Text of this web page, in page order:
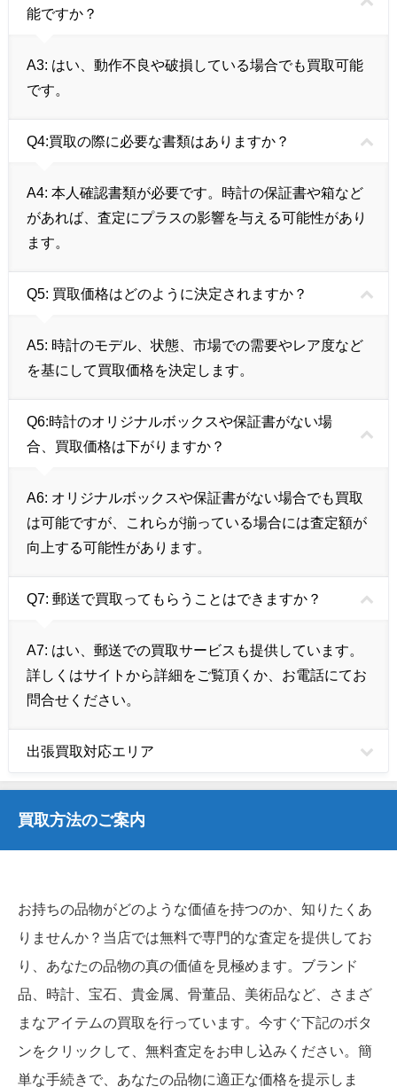
能ですか？
A3: はい、動作不良や破損している場合でも買取可能
です。
Q4:買取の際に必要な書類はありますか？
A4: 本人確認書類が必要です。時計の保証書や箱など
があれば、査定にプラスの影響を与える可能性があり
ます。
Q5: 買取価格はどのように決定されますか？
A5: 時計のモデル、状態、市場での需要やレア度など
を基にして買取価格を決定します。
Q6:時計のオリジナルボックスや保証書がない場
合、買取価格は下がりますか？
A6: オリジナルボックスや保証書がない場合でも買取
は可能ですが、これらが揃っている場合には査定額が
向上する可能性があります。
Q7: 郵送で買取ってもらうことはできますか？
A7: はい、郵送での買取サービスも提供しています。
詳しくはサイトから詳細をご覧頂くか、お電話にてお
問合せください。
出張買取対応エリア
買取方法のご案内
お持ちの品物がどのような価値を持つのか、知りたくあ
りませんか？当店では無料で専門的な査定を提供してお
り、あなたの品物の真の価値を見極めます。ブランド
品、時計、宝石、貴金属、骨董品、美術品など、さまざ
まなアイテムの買取を行っています。今すぐ下記のボタ
ンをクリックして、無料査定をお申し込みください。簡
単な手続きで、あなたの品物に適正な価格を提示しま